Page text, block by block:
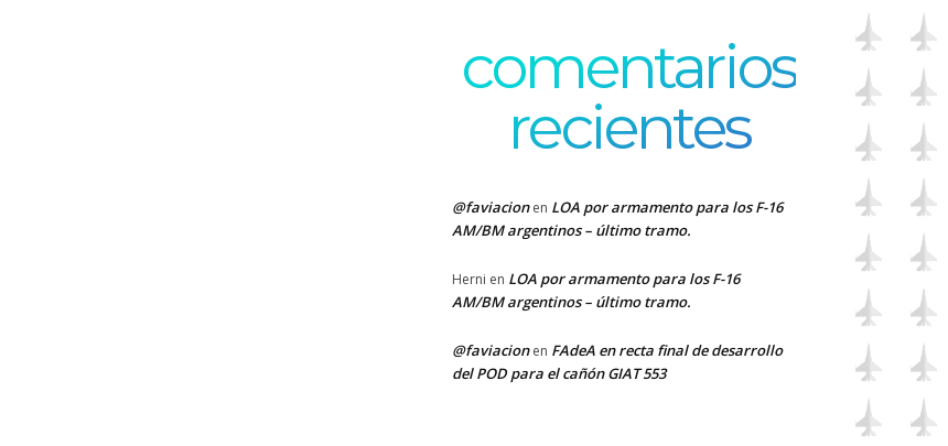
comentarios
recientes
@faviacionen LOA por armamento para los F-16
AM/BM argentinos – último tramo.
Herni en LOA por armamento para los F-16
AM/BM argentinos – último tramo.
@faviacionen FAdeA en recta final de desarrollo
del POD para el cañón GIAT 553